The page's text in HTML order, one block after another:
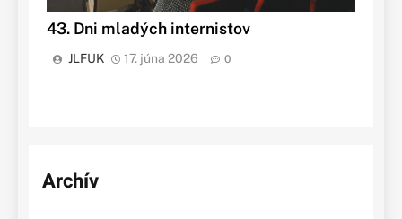
43. Dni mladých internistov
JLFUK 17. júna 2026 0
Archív